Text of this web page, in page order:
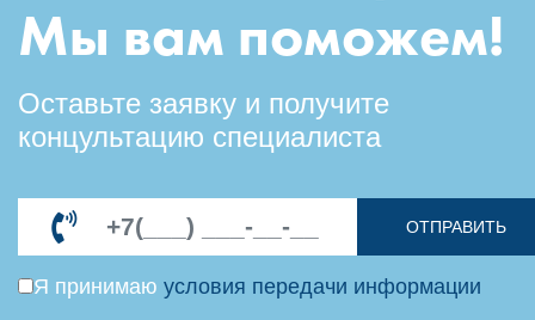
Мы вам поможем!
Оставьте заявку и получите
концультацию специалиста
ОТПРАВИТЬ
Я принимаю условия передачи информации